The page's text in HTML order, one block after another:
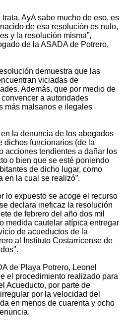
AyA sabe mucho de eso, es
de esa resolución es nulo,
y la resolución misma”,
de la ASADA de Potrero,
demuestra que las
viciadas de
Además, que por medio de
a autoridades
más malsanos e ilegales
la denuncia de los abogados
dichos funcionarios (de la
acciones tendientes a dañar los
o bien que se esté poniendo
de dicho lugar, como
en la cual se realizó”.
lo expuesto se acoge el recurso
declara ineficaz la resolución
de febrero del año dos mil
medida cautelar atípica entregar
de acueductos de la
al Instituto Costarricense de
de Playa Potrero, Leonel
el procedimiento realizado para
Acueducto, por parte de
por la velocidad del
en menos de cuarenta y ocho